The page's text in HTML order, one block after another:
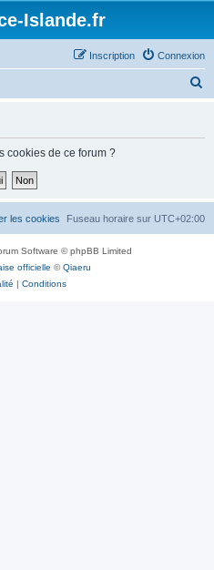
Islande.fr
Connexion
Inscription
h
cookies de ce forum ?
Fuseau horaire sur UTC+02:00
les cookies
Software © phpBB Limited
officielle ©Qiaeru
| Conditions